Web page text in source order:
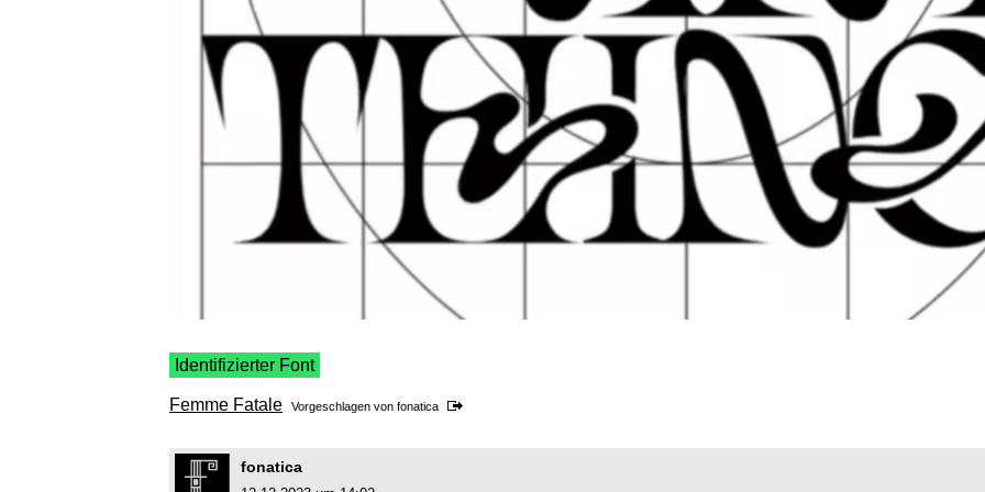
Identifizierter Font
Femme Fatale Vorgeschlagen von fonatica
fonatica